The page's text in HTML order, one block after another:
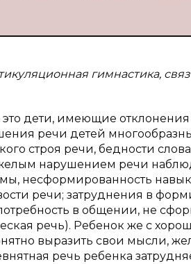
гимнастика,
дети, имеющие
речи детей
строя речи, бедности
нарушением речи
несформированность
речи; затруднения в
в общении, не
речь). Ребенок же с
выразить свои мысли,
речь ребенка